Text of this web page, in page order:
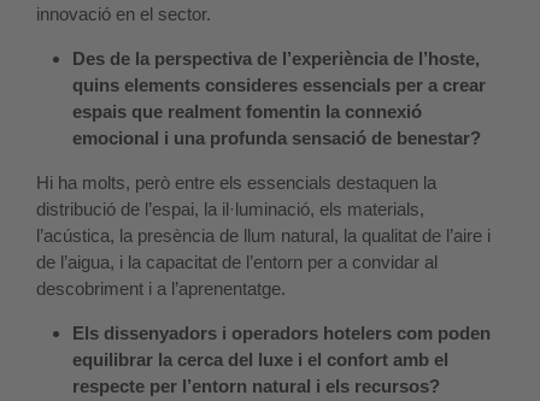
innovació en el sector.
Des de la perspectiva de l’experiència de l’hoste,
quins elements consideres essencials per a crear
espais que realment fomentin la connexió
emocional i una profunda sensació de benestar?
Hi ha molts, però entre els essencials destaquen la
distribució de l’espai, la il·luminació, els materials,
l’acústica, la presència de llum natural, la qualitat de l’aire i
de l’aigua, i la capacitat de l’entorn per a convidar al
descobriment i a l’aprenentatge.
Els dissenyadors i operadors hotelers com poden
equilibrar la cerca del luxe i el confort amb el
respecte per l’entorn natural i els recursos?